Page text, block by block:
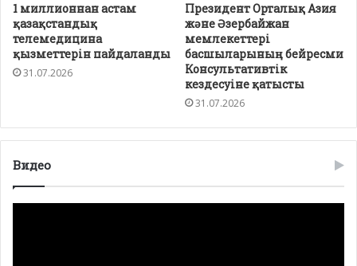
1 миллионнан астам
қазақстандық
телемедицина
қызметтерін пайдаланды
31.07.2026
Президент Орталық Азия
және Әзербайжан
мемлекеттері
басшыларының бейресми
Консультативтік
кездесуіне қатысты
31.07.2026
Видео